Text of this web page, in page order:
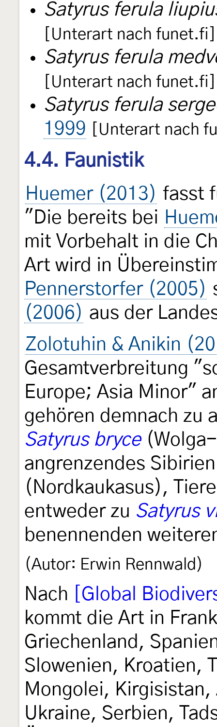
Satyrus ferula
[Unterart nach funet.fi]
Satyrus ferula
[Unterart nach funet.fi]
Satyrus ferula
1999
[Unterart nach
4.4. Faunistik
Huemer (2013) fasst
"Die bereits bei
mit Vorbehalt in die
Art wird in
Pennerstorfer (2005)
(2006) aus der
Zolotuhin & Anikin
Gesamtverbreitung
Europe; Asia Minor"
gehören demnach zu
Satyrus bryce(Wolga-
angrenzendes
(Nordkaukasus),
entweder zu Satyrus
benennenden
(Autor: Erwin Rennwald)
Nach
[Global
kommt die Art in
Griechenland,
Slowenien, Kroatien,
Mongolei,
Ukraine, Serbien,